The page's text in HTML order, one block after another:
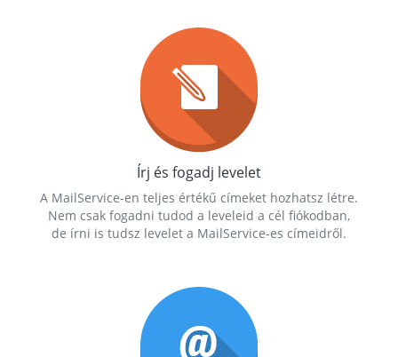
Írj és fogadj levelet
A MailService-en teljes értékű címeket hozhatsz létre.
Nem csak fogadni tudod a leveleid a cél fiókodban,
de írni is tudsz levelet a MailService-es címeidről.